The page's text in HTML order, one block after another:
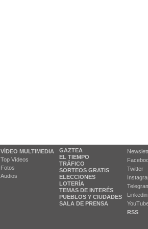
VÍDEO MULTIMEDIA
Top Vídeos
Fotos
Audios
GAZTEA
EL TIEMPO
TRÁFICO
SORTEOS GRATIS
ELECCIONES
LOTERÍA
TEMAS DE INTERÉS
PUEBLOS Y CIUDADES
SALA DE PRENSA
Twitter
Linkedin
RSS